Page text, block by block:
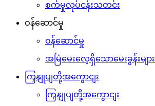
စက်မှုလုပ်ငန်းသတင်း
ဝန်ဆောင်မှု
ဝန်ဆောင်မှု
အမြဲမေးလေ့ရှိသောမေးခွန်းများ
ကြှနျုပျတို့အကွောငျး
ကြှနျုပျတို့အကွောငျး